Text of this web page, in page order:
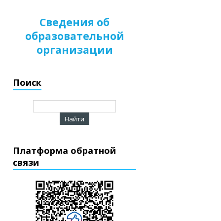
Сведения об
образовательной
организации
Поиск
Платформа обратной
связи